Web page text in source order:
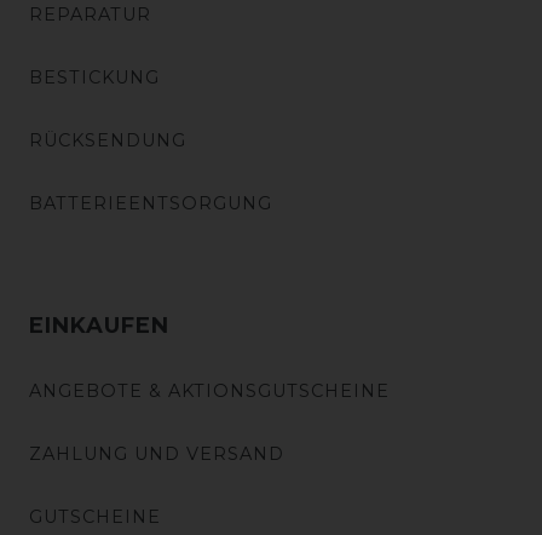
REPARATUR
BESTICKUNG
RÜCKSENDUNG
BATTERIEENTSORGUNG
EINKAUFEN
ANGEBOTE & AKTIONSGUTSCHEINE
ZAHLUNG UND VERSAND
GUTSCHEINE